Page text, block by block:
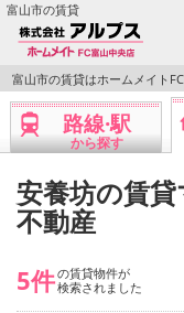
富山市の賃貸
TOPページ
ペット同居はご相談
路線·駅から探す
地域から探す
地図から探す
富山市の賃貸はホームメイト
路線·駅
から探す
安養坊の賃貸
不動産
5件の賃貸物件が
検索されました